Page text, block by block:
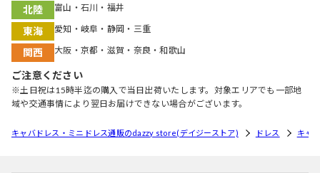
北陸 富山・石川・福井
東海 愛知・岐阜・静岡・三重
関西 大阪・京都・滋賀・奈良・和歌山
ご注意ください
※土日祝は15時半迄の購入で当日出荷いたします。対象エリアでも一部地
域や交通事情により翌日お届けできない場合がございます。
キャバドレス・ミニドレス通販のdazzy store(デイジーストア) ドレス キャ